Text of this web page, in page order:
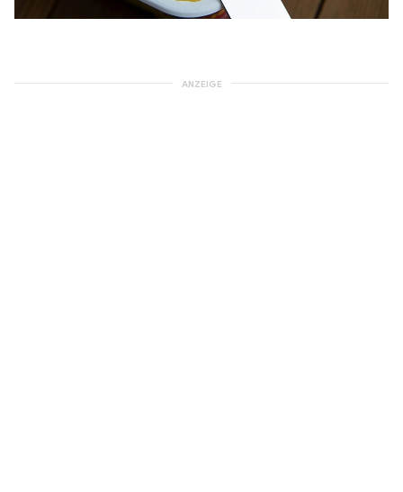
ANZEIGE